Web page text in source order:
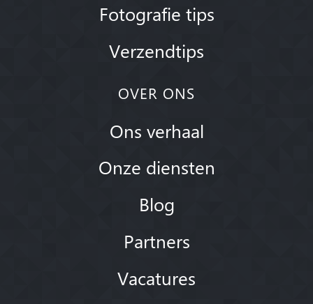
Fotografie tips
Verzendtips
OVER ONS
Ons verhaal
Onze diensten
Blog
Partners
Vacatures